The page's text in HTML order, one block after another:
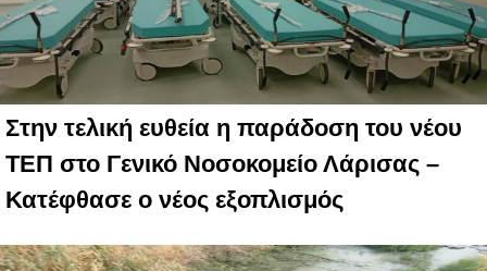
Στην τελική ευθεία η παράδοση του νέου
ΤΕΠ στο Γενικό Νοσοκομείο Λάρισας –
Κατέφθασε ο νέος εξοπλισμός